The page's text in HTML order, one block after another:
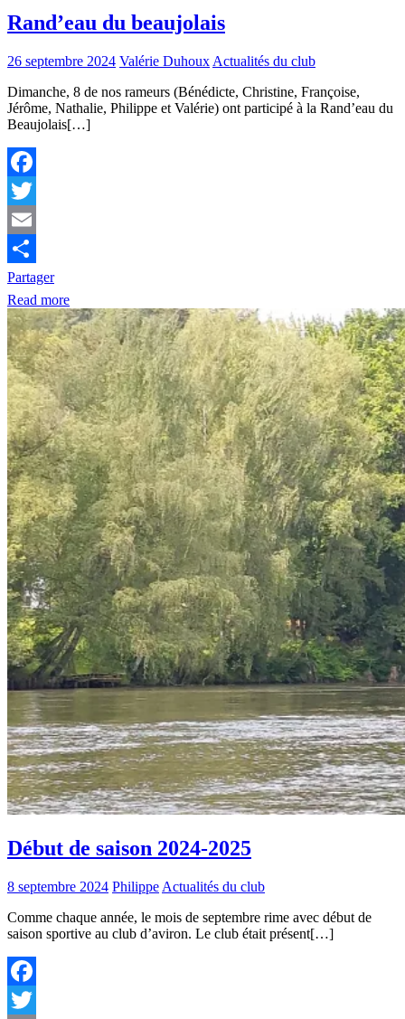
Rand’eau du beaujolais
26 septembre 2024 Valérie Duhoux Actualités du club
Dimanche, 8 de nos rameurs (Bénédicte, Christine, Françoise,
Jérôme, Nathalie, Philippe et Valérie) ont participé à la Rand’eau du
Beaujolais[…]
Facebook
Twitter
Email
Partager
Read more
Début de saison 2024-2025
8 septembre 2024 Philippe Actualités du club
Comme chaque année, le mois de septembre rime avec début de
saison sportive au club d’aviron. Le club était présent[…]
Facebook